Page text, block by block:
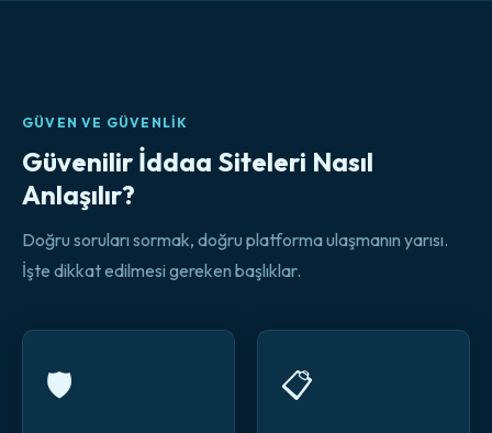
GÜVEN VE GÜVENLIK
Güvenilir İddaa Siteleri Nasıl
Anlaşılır?
Doğru soruları sormak, doğru platforma ulaşmanın yarısı.
İşte dikkat edilmesi gereken başlıklar.
🛡️ 📋